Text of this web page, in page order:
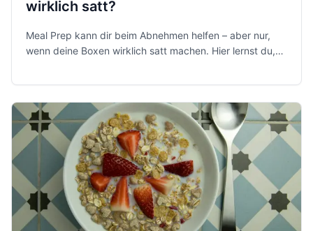
wirklich satt?
Meal Prep kann dir beim Abnehmen helfen – aber nur,
wenn deine Boxen wirklich satt machen. Hier lernst du,